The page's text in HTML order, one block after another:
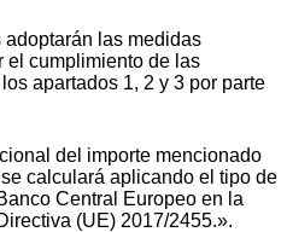
las medidas
el cumplimiento de las
apartados 1, 2 y 3 por parte
del importe mencionado
calculará aplicando el tipo de
Central Europeo en la
(UE) 2017/2455.».